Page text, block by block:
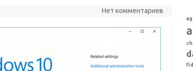
Нет комментариев